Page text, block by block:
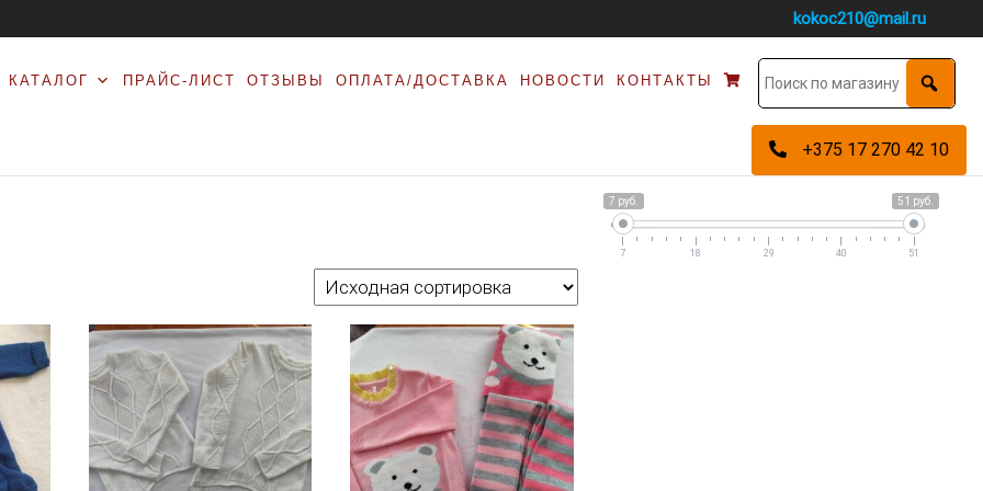
kokoc210@mail.ru
КАТАЛОГ ПРАЙС-ЛИСТ ОТЗЫВЫ ОПЛАТА/ДОСТАВКА НОВОСТИ КОНТАКТЫ
+375 17 270 42 10
7 руб. 51 руб.
7 18 29 40 51